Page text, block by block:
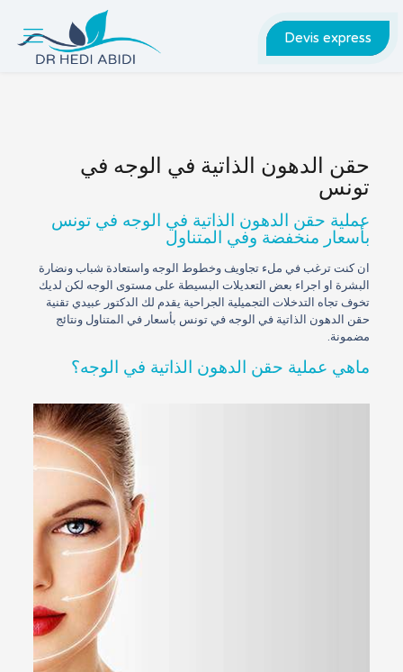
Devis express
حقن الدهون الذاتية في الوجه في
تونس
عملية حقن الدهون الذاتية في الوجه في تونس
بأسعار منخفضة وفي المتناول
ان كنت ترغب في ملء تجاويف وخطوط الوجه واستعادة شباب ونضارة
البشرة او اجراء بعض التعديلات البسيطة على مستوى الوجه لكن لديك
تخوف تجاه التدخلات التجميلية الجراحية يقدم لك الدكتور عبيدي تقنية
حقن الدهون الذاتية في الوجه في تونس بأسعار في المتناول ونتائج
مضمونة.
ماهي عملية حقن الدهون الذاتية في الوجه؟